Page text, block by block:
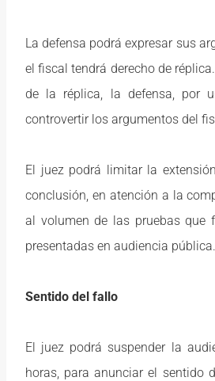
La defensa podrá expresar sus
el fiscal tendrá derecho de
de la réplica, la defensa, por
controvertir los argumentos del
El juez podrá limitar la
conclusión, en atención a la
al volumen de las pruebas que
presentadas en audiencia pública.
Sentido del fallo
El juez podrá suspender la
horas, para anunciar el sentido